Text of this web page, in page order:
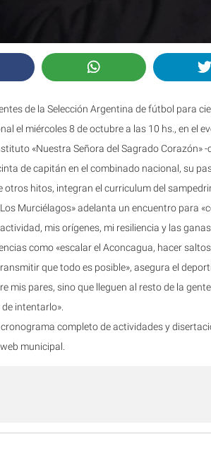
de la Selección Argentina de fútbol para
el miércoles 8 de octubre a las 10 hs., en el
«Nuestra Señora del Sagrado Corazón» -
de capitán en el combinado nacional, su
otros hitos, integran el curriculum del
Murciélagos» adelanta un encuentro para
mis orígenes, mi resiliencia y las
como «escalar el Aconcagua, hacer
que todo es posible», asegura el
mis pares, sino que lleguen al resto de la
intentarlo».
completo de actividades y
municipal.